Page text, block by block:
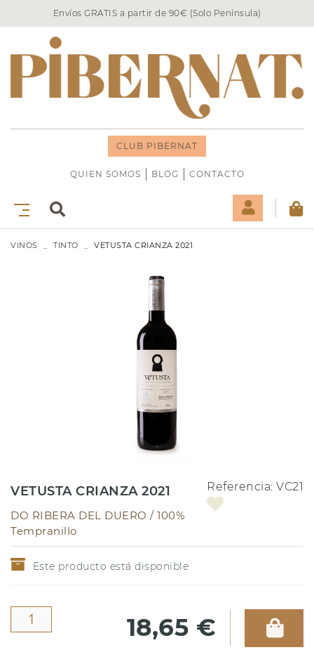
Envíos GRATIS a partir de 90€ (Solo Península)
CLUB PIBERNAT
QUIEN SOMOS BLOG CONTACTO
VINOS TINTO VETUSTA CRIANZA 2021
VETUSTA CRIANZA 2021
DO RIBERA DEL DUERO / 100%
Tempranillo
Referencia: VC21
Este producto está disponible
18,65 €